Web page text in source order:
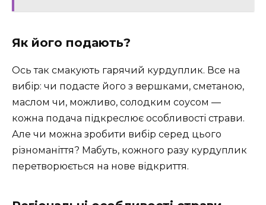
Як його подають?
Ось так смакують гарячий курдуплик. Все на
вибір: чи подасте його з вершками, сметаною,
маслом чи, можливо, солодким соусом —
кожна подача підкреслює особливості страви.
Але чи можна зробити вибір серед цього
різноманіття? Мабуть, кожного разу курдуплик
перетворюється на нове відкриття.